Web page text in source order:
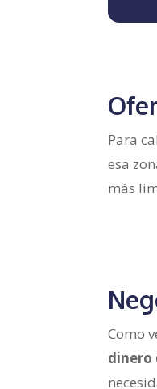
Para
esa
más
Como
dinero